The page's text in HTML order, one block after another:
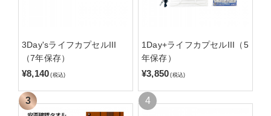
3Day'sライフカプセルIII
（7年保存）
¥8,140 (税込)
1Day+ライフカプセルIII（5
年保存）
¥3,850 (税込)